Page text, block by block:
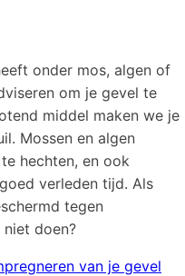
onder mos, algen of
om je gevel te
middel maken we je
Mossen en algen
hechten, en ook
verleden tijd. Als
tegen
doen?
van je gevel